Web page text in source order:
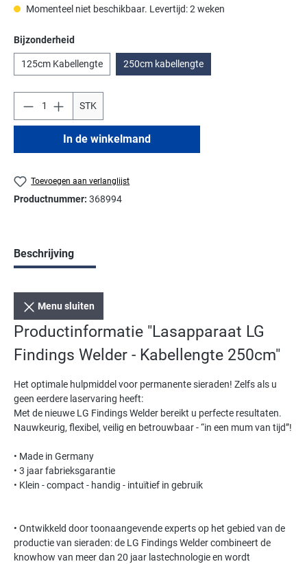
Momenteel niet beschikbaar. Levertijd: 2 weken
Selecteer
Bijzonderheid
125cm Kabellengte 250cm kabellengte
STK
In de winkelmand
Toevoegen aan verlanglijst
Productnummer: 368994
Beschrijving
Menu sluiten
Productinformatie "Lasapparaat LG
Findings Welder - Kabellengte 250cm"
Het optimale hulpmiddel voor permanente sieraden! Zelfs als u
geen eerdere laservaring heeft:
Met de nieuwe LG Findings Welder bereikt u perfecte resultaten.
Nauwkeurig, flexibel, veilig en betrouwbaar - “in een mum van tijd”!
• Made in Germany
• 3 jaar fabrieksgarantie
• Klein - compact - handig - intuïtief in gebruik
• Ontwikkeld door toonaangevende experts op het gebied van de
productie van sieraden: de LG Findings Welder combineert de
knowhow van meer dan 20 jaar lastechnologie en wordt